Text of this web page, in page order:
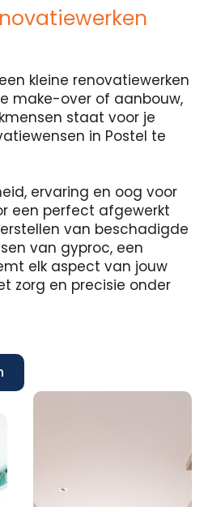
kleine renovatiewerken
make-over of aanbouw,
staat voor je
in Postel te
ervaring en oog voor
een perfect afgewerkt
van beschadigde
van gyproc, een
elk aspect van jouw
zorg en precisie onder